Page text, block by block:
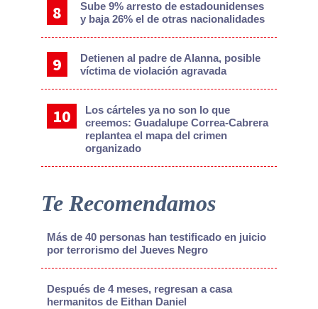
Sube 9% arresto de estadounidenses
y baja 26% el de otras nacionalidades
Detienen al padre de Alanna, posible
víctima de violación agravada
Los cárteles ya no son lo que
creemos: Guadalupe Correa-Cabrera
replantea el mapa del crimen
organizado
Te Recomendamos
Más de 40 personas han testificado en juicio
por terrorismo del Jueves Negro
Después de 4 meses, regresan a casa
hermanitos de Eithan Daniel